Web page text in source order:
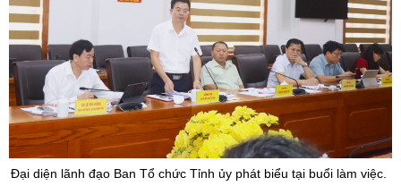
Đại diện lãnh đạo Ban Tổ chức Tỉnh ủy phát biểu tại buổi làm việc.